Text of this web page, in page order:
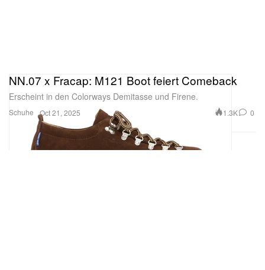
Schuhe
NN.07 x Fracap: M121 Boot feiert Comeback
Erscheint in den Colorways Demitasse und Firene.
Oct 21, 2025 1.3K 0